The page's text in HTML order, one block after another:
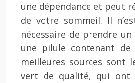
une dépendance et peut
de votre sommeil. Il
nécessaire de prendre
une pilule contenant de
meilleures sources sont
vert de qualité, qui ont